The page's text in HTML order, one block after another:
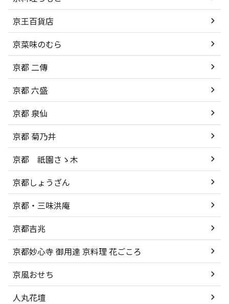
京王百貨店
京菜味のむら
京都 二傳
京都 六盛
京都 泉仙
京都 菊乃井
京都 祇園さゝ木
京都しょうざん
京都・三味洪庵
京都吉兆
京都妙心寺 御用達 京料理 花ごころ
京風おせち
人丸花壇